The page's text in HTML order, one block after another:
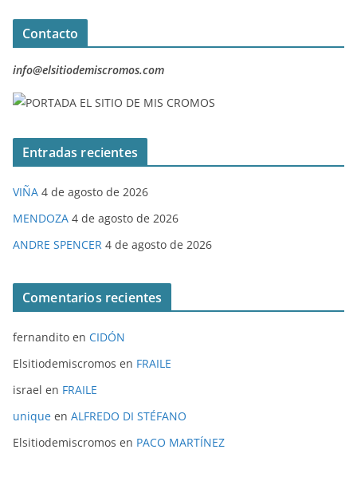
Contacto
info@elsitiodemiscromos.com
Entradas recientes
VIÑA 4 de agosto de 2026
MENDOZA 4 de agosto de 2026
ANDRE SPENCER 4 de agosto de 2026
Comentarios recientes
fernandito en CIDÓN
Elsitiodemiscromos en FRAILE
israel en FRAILE
unique en ALFREDO DI STÉFANO
Elsitiodemiscromos en PACO MARTÍNEZ